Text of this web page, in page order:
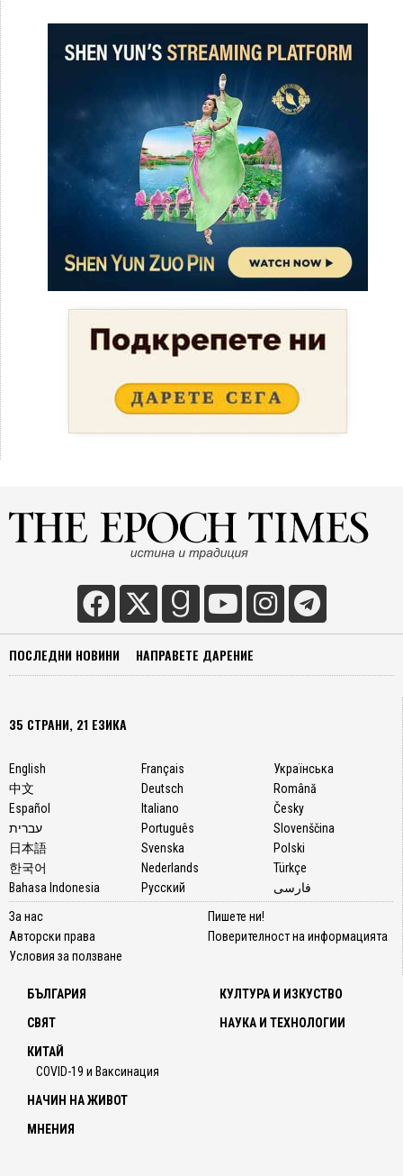
ПОСЛЕДНИ НОВИНИ НАПРАВЕТЕ ДАРЕНИЕ
35 СТРАНИ, 21 ЕЗИКА
English
中文
Español
עברית
日本語
한국어
Bahasa Indonesia
Français
Deutsch
Italiano
Português
Svenska
Nederlands
Русский
Українська
Română
Česky
Slovenščina
Polski
Türkçe
فارسی
За нас
Авторски права
Условия за ползване
Пишете ни!
Поверителност на информацията
БЪЛГАРИЯ
СВЯТ
КИТАЙ
COVID-19 и Ваксинация
КУЛТУРА И ИЗКУСТВО
НАУКА И ТЕХНОЛОГИИ
НАЧИН НА ЖИВОТ
МНЕНИЯ